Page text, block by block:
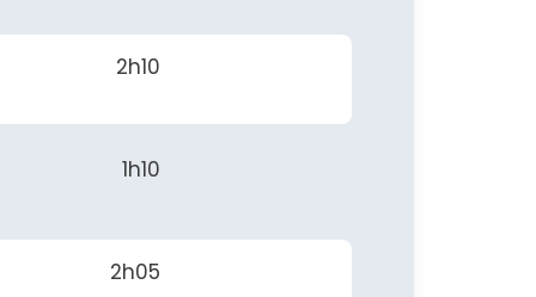
2h10
1h10
2h05